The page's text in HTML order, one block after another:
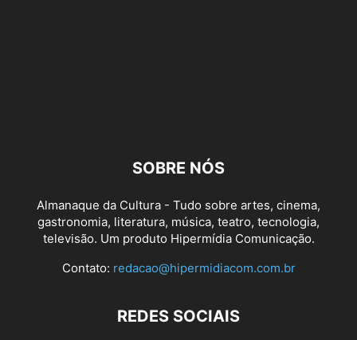
SOBRE NÓS
Almanaque da Cultura - Tudo sobre artes, cinema,
gastronomia, literatura, música, teatro, tecnologia,
televisão. Um produto Hipermídia Comunicação.
Contato: redacao@hipermidiacom.com.br
REDES SOCIAIS